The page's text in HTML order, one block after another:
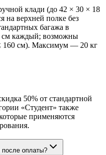
клади (до 42 × 30 × 18
на верхней полке без
багажа в
см каждый; возможны
160 см). Максимум — 20 кг
50% от стандартной
«Студент» также
применяются
оплаты?